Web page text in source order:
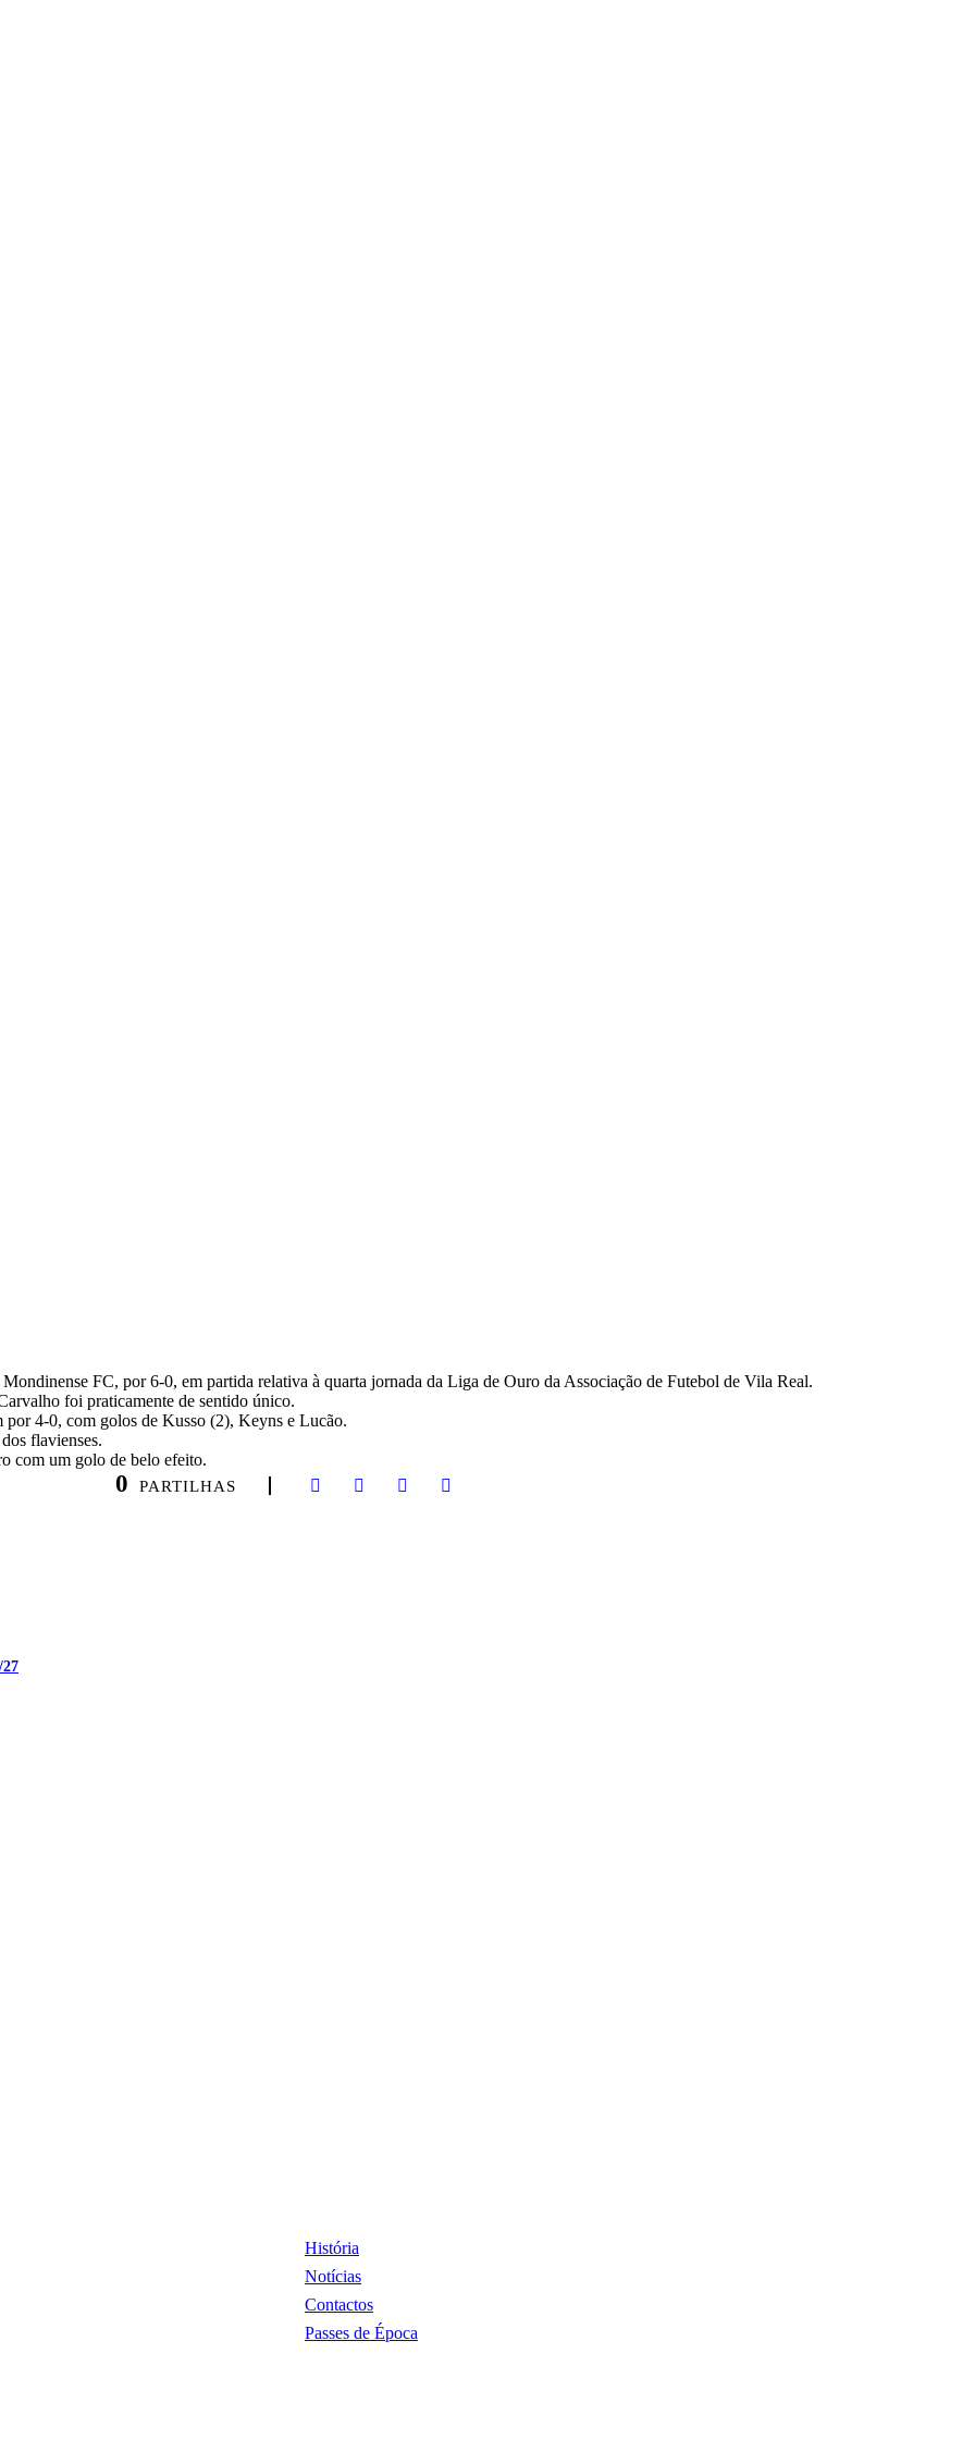
FC, por 6-0, em partida relativa à quarta jornada da Liga de Ouro da Associação de Futebol de Vila Real.
foi praticamente de sentido único.
4-0, com golos de Kusso (2), Keyns e Lucão.
flavienses.
com um golo de belo efeito.
0 PARTILHAS
História
Notícias
Contactos
Passes de Época